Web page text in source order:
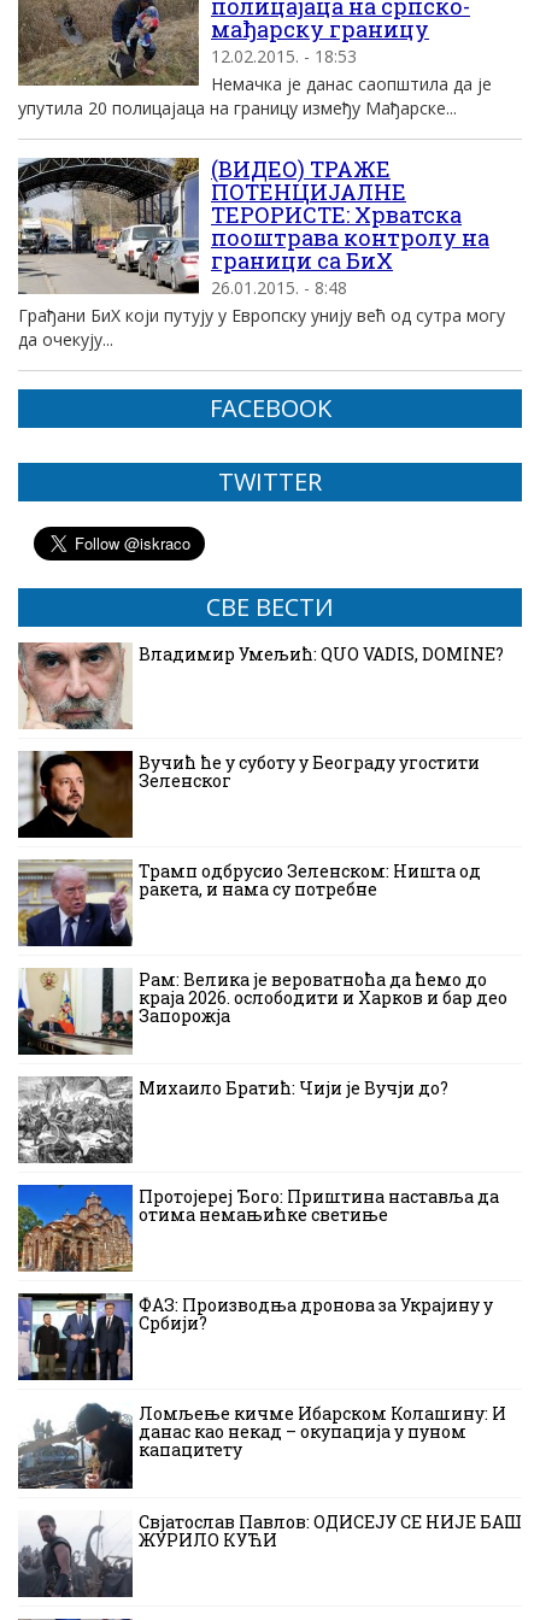
полицајаца на српско-
мађарску границу
12.02.2015. - 18:53
Немачка је данас саопштила да је
упутила 20 полицајаца на границу између Мађарске...
(ВИДЕО) ТРАЖЕ
ПОТЕНЦИЈАЛНЕ
ТЕРОРИСТЕ: Хрватска
пооштрава контролу на
граници са БиХ
26.01.2015. - 8:48
Грађани БиХ који путују у Европску унију већ од сутра могу
да очекују...
FACEBOOK
TWITTER
СВЕ ВЕСТИ
Владимир Умељић: QUO VADIS, DOMINE?
Вучић ће у суботу у Београду угостити
Зеленског
Трамп одбрусио Зеленском: Ништа од
ракета, и нама су потребне
Рам: Велика је вероватноћа да ћемо до
краја 2026. ослободити и Харков и бар део
Запорожја
Михаило Братић: Чији је Вучји до?
Протојереј Ђого: Приштина наставља да
отима немањићке светиње
ФАЗ: Производња дронова за Украјину у
Србији?
Ломљење кичме Ибарском Колашину: И
данас као некад – окупација у пуном
капацитету
Свјатослав Павлов: ОДИСЕЈУ СЕ НИЈЕ БАШ
ЖУРИЛО КУЋИ